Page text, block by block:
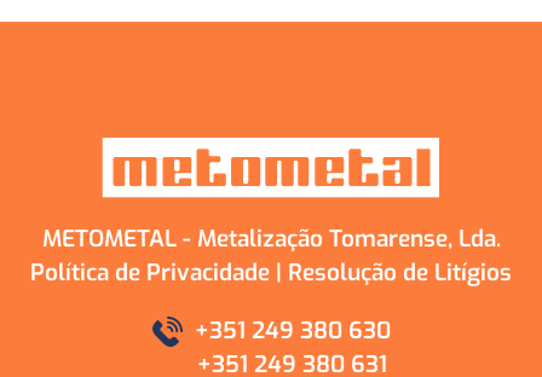
METOMETAL - Metalização Tomarense, Lda.
Política de Privacidade | Resolução de Litígios
+351 249 380 630
+351 249 380 631